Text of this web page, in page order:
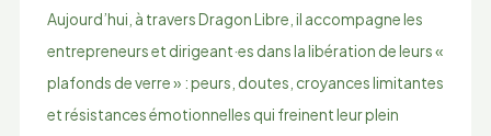
Aujourd’hui, à travers Dragon Libre, il accompagne les
entrepreneurs et dirigeant·es dans la libération de leurs «
plafonds de verre » : peurs, doutes, croyances limitantes
et résistances émotionnelles qui freinent leur plein